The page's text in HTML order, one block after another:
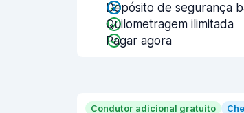
Depósito de segurança
Quilometragem ilimitada
Pagar agora
Condutor adicional gratuito